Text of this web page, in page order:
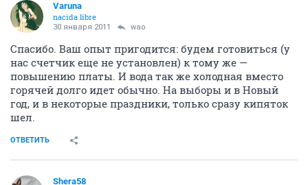
Varuna
nacida libre
30 января 2011 wao
Спасибо. Ваш опыт пригодится: будем готовиться (у
нас счетчик еще не установлен) к тому же —
повышению платы. И вода так же холодная вместо
горячей долго идет обычно. На выборы и в Новый
год, и в некоторые праздники, только сразу кипяток
шел.
ОТВЕТИТЬ
Shera58